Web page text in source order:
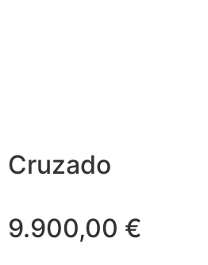
Cruzado
9.900,00 €